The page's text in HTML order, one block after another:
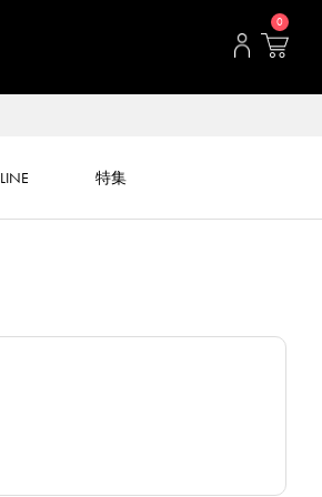
0
LINE 特集